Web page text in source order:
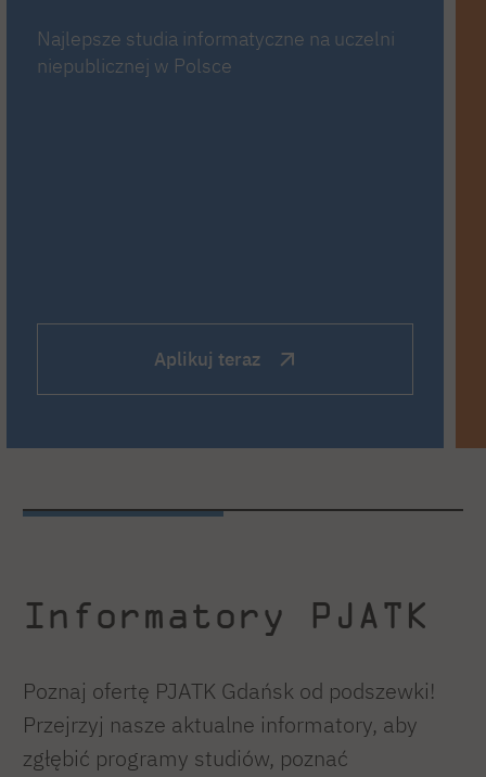
Najlepsze studia informatyczne na uczelni
niepublicznej w Polsce
Aplikuj teraz
Informatory PJATK
Poznaj ofertę PJATK Gdańsk od podszewki!
Przejrzyj nasze aktualne informatory, aby
zgłębić programy studiów, poznać